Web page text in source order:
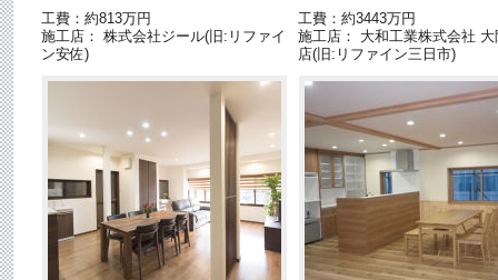
工費：約813万円
施工店： 株式会社ジール(旧:リファイ
ン安佐)
工費：約3443万円
施工店： 大和工業株式会社 大
店(旧:リファイン三日市)